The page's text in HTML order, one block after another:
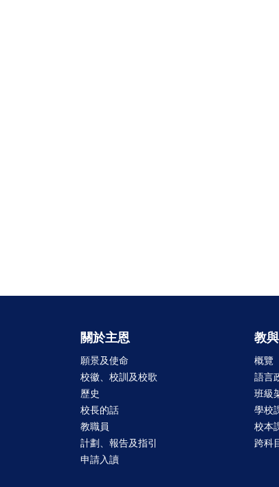
關於主恩
願景及使命
校徽、校訓及校歌
歷史
校長的話
教職員
計劃、報告及指引
申請入讀
教
概覽
語言
班級
學校
校本
跨科